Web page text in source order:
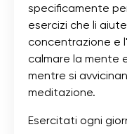
specificamente
esercizi che li
concentrazione e
calmare la mente
mentre si
meditazione.
Esercitati ogni